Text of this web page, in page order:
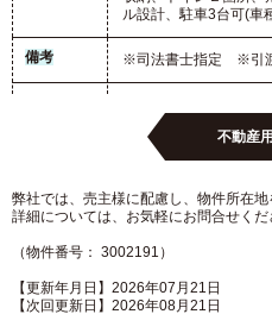
ル設計、駐車3台可(車
備考 ※司法書士指定 ※引
不動産
弊社では、売主様に配慮し、物件所在
詳細については、お気軽にお問合せくだ
（物件番号： 3002191）
【更新年月日】2026年07月21日
【次回更新日】2026年08月21日